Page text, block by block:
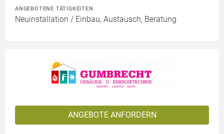
ANGEBOTENE TÄTIGKEITEN
Neuinstallation / Einbau, Austausch, Beratung
ANGEBOTE ANFORDERN